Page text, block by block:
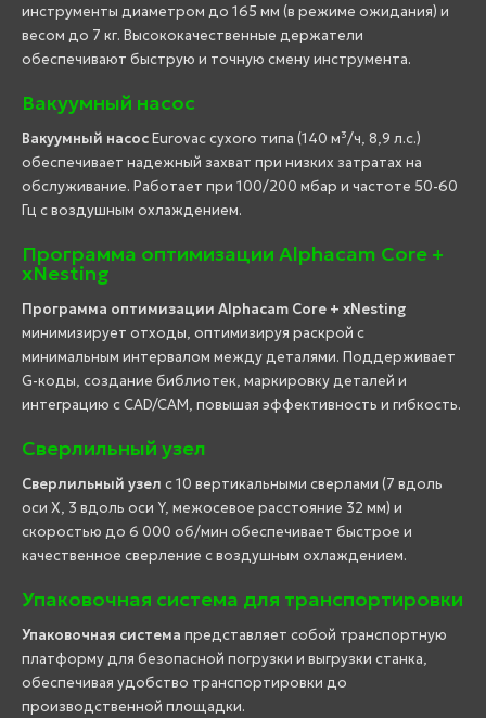
инструменты диаметром до 165 мм (в режиме ожидания) и
весом до 7 кг. Высококачественные держатели
обеспечивают быструю и точную смену инструмента.
Вакуумный насос
Вакуумный насосEurovac сухого типа (140 м³/ч, 8,9 л.с.)
обеспечивает надежный захват при низких затратах на
обслуживание. Работает при 100/200 мбар и частоте 50-60
Гц с воздушным охлаждением.
Программа оптимизации Alphacam Core +
xNesting
Программа оптимизации Alphacam Core + xNesting
минимизирует отходы, оптимизируя раскрой с
минимальным интервалом между деталями. Поддерживает
G-коды, создание библиотек, маркировку деталей и
интеграцию с CAD/CAM, повышая эффективность и гибкость.
Сверлильный узел
Сверлильный узел с 10 вертикальными сверлами (7 вдоль
оси X, 3 вдоль оси Y, межосевое расстояние 32 мм) и
скоростью до 6 000 об/мин обеспечивает быстрое и
качественное сверление с воздушным охлаждением.
Упаковочная система для транспортировки
Упаковочная система представляет собой транспортную
платформу для безопасной погрузки и выгрузки станка,
обеспечивая удобство транспортировки до
производственной площадки.